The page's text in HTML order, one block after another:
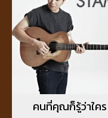
คนที่คุณก็รู้ว่าใคร